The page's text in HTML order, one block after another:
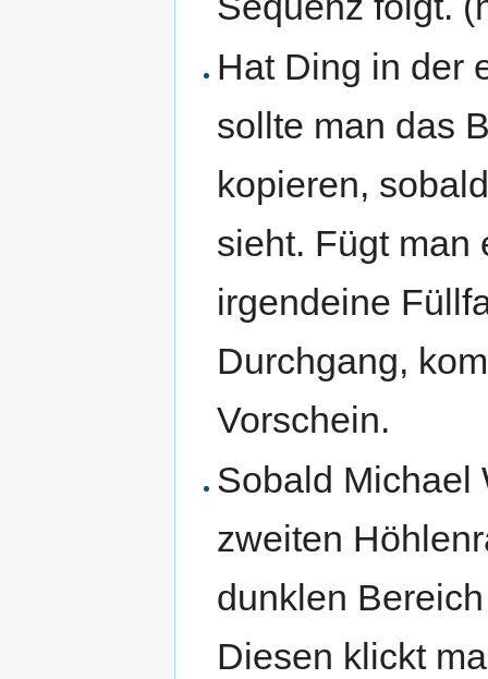
Hat Ding in der
sollte man das
kopieren,
sieht. Fügt man
irgendeine
Durchgang,
Vorschein.
Sobald Michael
zweiten
dunklen
Diesen klickt